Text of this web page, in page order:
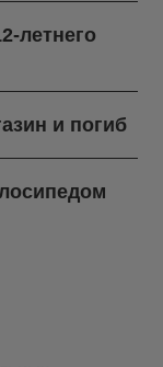
летнего
и погиб